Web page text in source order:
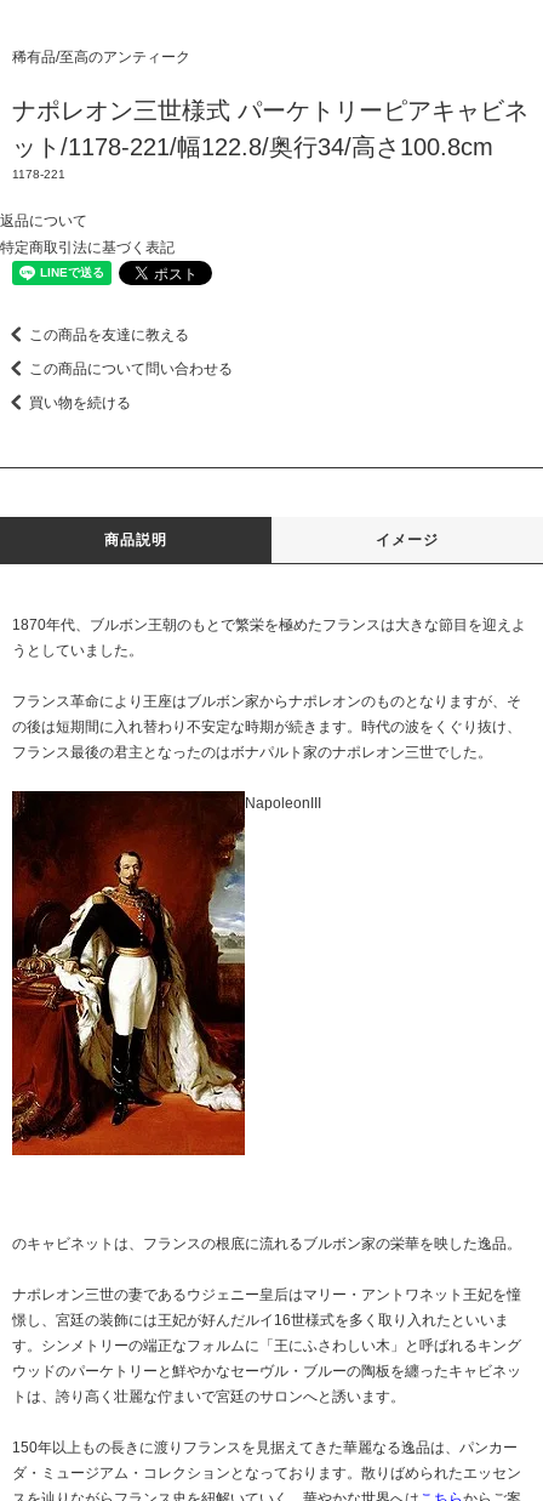
稀有品/至高のアンティーク
ナポレオン三世様式 パーケトリーピアキャビネ
ット/1178-221/幅122.8/奥行34/高さ100.8cm
1178-221
返品について
特定商取引法に基づく表記
この商品を友達に教える
この商品について問い合わせる
買い物を続ける
商品説明 イメージ
1870年代、ブルボン王朝のもとで繁栄を極めたフランスは大きな節目を迎えよ
うとしていました。
フランス革命により王座はブルボン家からナポレオンのものとなりますが、そ
の後は短期間に入れ替わり不安定な時期が続きます。時代の波をくぐり抜け、
フランス最後の君主となったのはボナパルト家のナポレオン三世でした。
NapoleonIII
のキャビネットは、フランスの根底に流れるブルボン家の栄華を映した逸品。
ナポレオン三世の妻であるウジェニー皇后はマリー・アントワネット王妃を憧
憬し、宮廷の装飾には王妃が好んだルイ16世様式を多く取り入れたといいま
す。シンメトリーの端正なフォルムに「王にふさわしい木」と呼ばれるキング
ウッドのパーケトリーと鮮やかなセーヴル・ブルーの陶板を纏ったキャビネッ
トは、誇り高く壮麗な佇まいで宮廷のサロンへと誘います。
150年以上もの長きに渡りフランスを見据えてきた華麗なる逸品は、パンカー
ダ・ミュージアム・コレクションとなっております。散りばめられたエッセン